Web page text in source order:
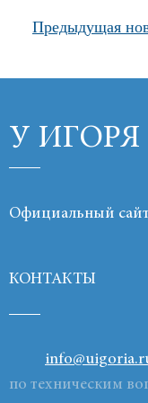
Предыдущая
У ИГОРЯ
Официальный
КОНТАКТЫ
по техническим